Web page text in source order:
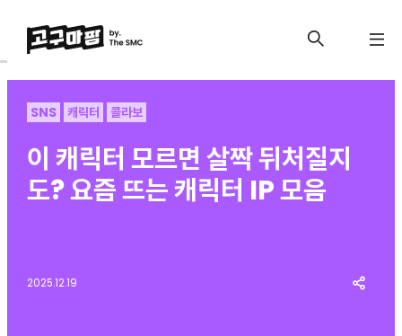
SNS 캐릭터 콜라보
이 캐릭터 모르면 살짝 뒤처질지
도? 요즘 뜨는 캐릭터 IP 모음
2025.12.19